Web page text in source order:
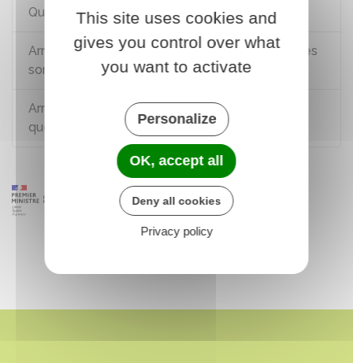
Qu'est-ce qu'un CDD sans terme précis ?
Arrêt maladie pendant la période d'essai : quelles
sont les règles ?
Arrêt maladie d'un salarié pendant le préavis :
quelles conséquences ?
This site uses cookies and
gives you control over what
you want to activate
Personalize
OK, accept all
Deny all cookies
Privacy policy